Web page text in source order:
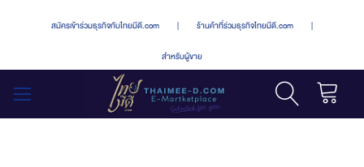
สมัครเข้าร่วมธุรกิจกับไทยมีดี.com | ร้านค้าที่ร่วมธุรกิจไทยมีดี.com |
สำหรับผู้ขาย